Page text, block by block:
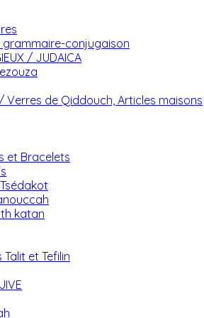
grammaire-conjugaison
/ JUDAICA
Verres de Qiddouch, Articles maisons
et Bracelets
katan
et Tefilin